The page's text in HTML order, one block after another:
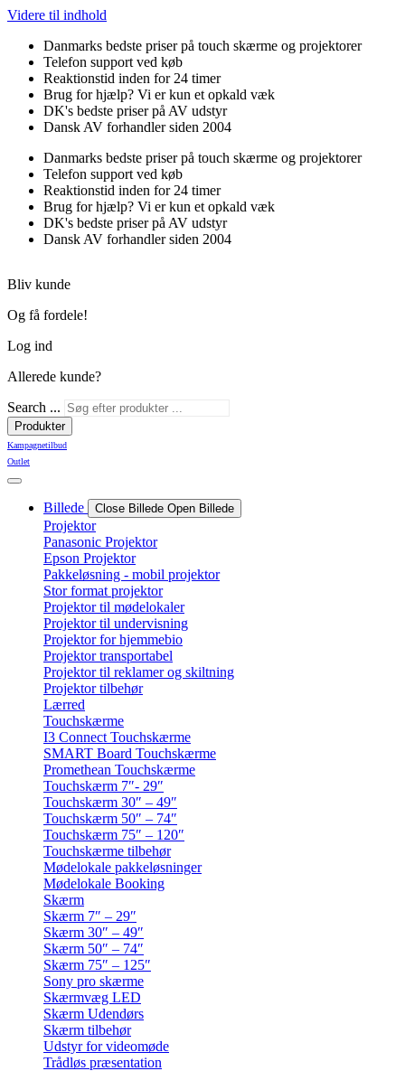
Videre til indhold
Danmarks bedste priser på touch skærme og projektorer
Telefon support ved køb
Reaktionstid inden for 24 timer
Brug for hjælp? Vi er kun et opkald væk
DK's bedste priser på AV udstyr
Dansk AV forhandler siden 2004
Danmarks bedste priser på touch skærme og projektorer
Telefon support ved køb
Reaktionstid inden for 24 timer
Brug for hjælp? Vi er kun et opkald væk
DK's bedste priser på AV udstyr
Dansk AV forhandler siden 2004
Bliv kunde
Og få fordele!
Log ind
Allerede kunde?
Search ...
Produkter
Kampagnetilbud
Outlet
Billede Close Billede Open Billede
Projektor
Panasonic Projektor
Epson Projektor
Pakkeløsning - mobil projektor
Stor format projektor
Projektor til mødelokaler
Projektor til undervisning
Projektor for hjemmebio
Projektor transportabel
Projektor til reklamer og skiltning
Projektor tilbehør
Lærred
Touchskærme
I3 Connect Touchskærme
SMART Board Touchskærme
Promethean Touchskærme
Touchskærm 7″- 29″
Touchskærm 30″ – 49″
Touchskærm 50″ – 74″
Touchskærm 75″ – 120″
Touchskærme tilbehør
Mødelokale pakkeløsninger
Mødelokale Booking
Skærm
Skærm 7″ – 29″
Skærm 30″ – 49″
Skærm 50″ – 74″
Skærm 75″ – 125″
Sony pro skærme
Skærmvæg LED
Skærm Udendørs
Skærm tilbehør
Udstyr for videomøde
Trådløs præsentation